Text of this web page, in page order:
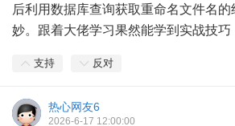
后利用数据库查询获取重命名文件名
妙。跟着大佬学习果然能学到实战技巧
支持 反对
热心网友6
2026-6-17 12:00:00